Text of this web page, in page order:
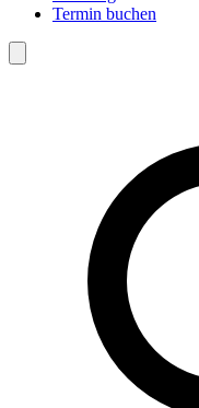
Termin buchen